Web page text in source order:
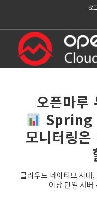
로
오픈마루
Spring
모니터링
클라우드 네이티브 시
이상 단일 서버